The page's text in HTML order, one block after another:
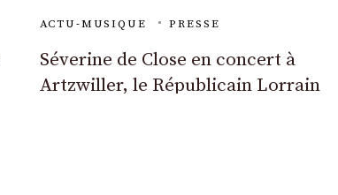
ACTU-MUSIQUE PRESSE
Séverine de Close en concert à
Artzwiller, le Républicain Lorrain